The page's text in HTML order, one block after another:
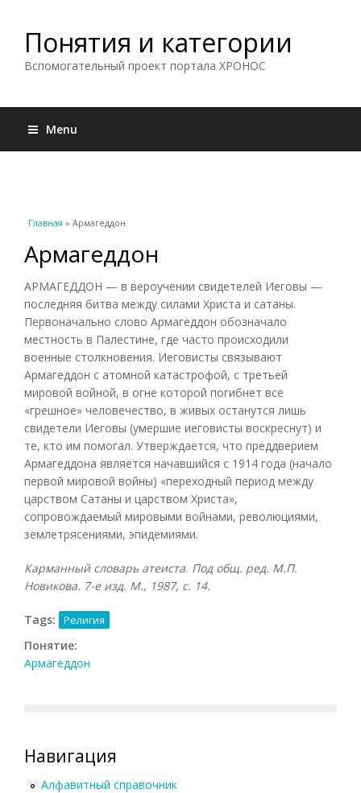
Понятия и категории
Вспомогательный проект портала ХРОНОС
Menu
Вы здесь
Главная » Армагеддон
Армагеддон
АРМАГЕДДОН — в вероучении свидетелей Иеговы —
последняя битва между силами Христа и сатаны.
Первоначально слово Армагеддон обозначало
местность в Палестине, где часто происходили
военные столкновения. Иеговисты связывают
Армагеддон с атомной катастрофой, с третьей
мировой войной, в огне которой погибнет все
«грешное» человечество, в живых останутся лишь
свидетели Иеговы (умершие иеговисты воскреснут) и
те, кто им помогал. Утверждается, что преддверием
Армагеддона является начавшийся с 1914 года (начало
первой мировой войны) «переходный период между
царством Сатаны и царством Христа»,
сопровождаемый мировыми войнами, революциями,
землетрясениями, эпидемиями.
Карманный словарь атеиста. Под общ. ред. М.П.
Новикова. 7-е изд. М., 1987, с. 14.
Tags: Религия
Понятие:
Армагеддон
Навигация
Алфавитный справочник